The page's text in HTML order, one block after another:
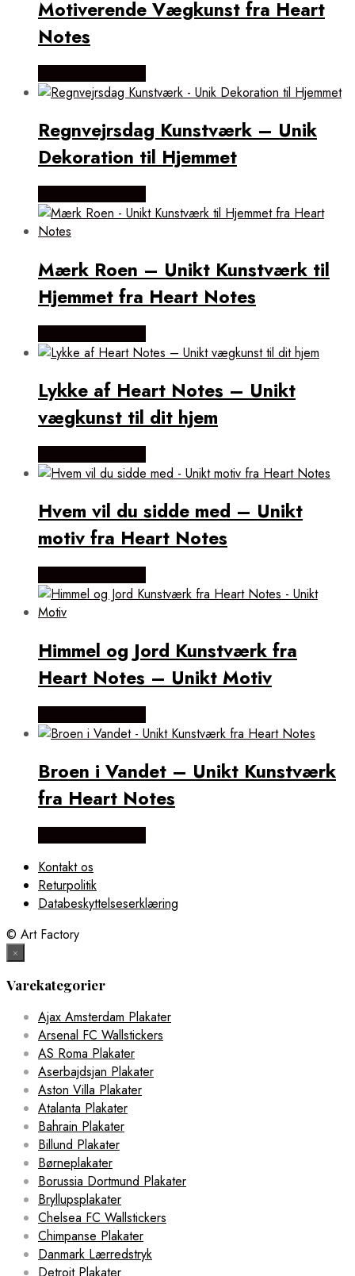
Motiverende Vægkunst fra Heart
Notes
Regnvejrsdag Kunstværk – Unik
Dekoration til Hjemmet
Mærk Roen – Unikt Kunstværk til
Hjemmet fra Heart Notes
Lykke af Heart Notes – Unikt
vægkunst til dit hjem
Hvem vil du sidde med – Unikt
motiv fra Heart Notes
Himmel og Jord Kunstværk fra
Heart Notes – Unikt Motiv
Broen i Vandet – Unikt Kunstværk
fra Heart Notes
Kontakt os
Returpolitik
Databeskyttelseserklæring
© Art Factory
×
Varekategorier
Ajax Amsterdam Plakater
Arsenal FC Wallstickers
AS Roma Plakater
Aserbajdsjan Plakater
Aston Villa Plakater
Atalanta Plakater
Bahrain Plakater
Billund Plakater
Børneplakater
Borussia Dortmund Plakater
Bryllupsplakater
Chelsea FC Wallstickers
Chimpanse Plakater
Danmark Lærredstryk
Detroit Plakater